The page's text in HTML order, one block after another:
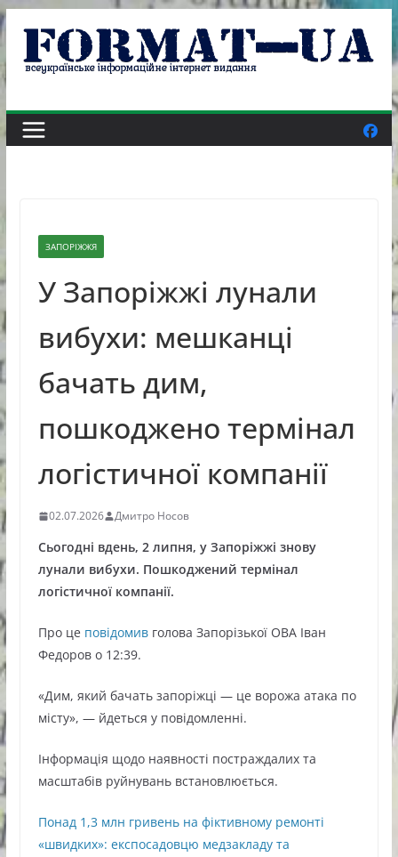
Skip
content
ЗАПОРІЖЖЯ
У Запоріжжі лунали
вибухи: мешканці
бачать дим,
пошкоджено термінал
логістичної компанії
02.07.2026 Дмитро Носов
Сьогодні вдень, 2 липня, у Запоріжжі знову
лунали вибухи. Пошкоджений термінал
логістичної компанії.
Про це повідомивголова Запорізької ОВА Іван
Федоров о 12:39.
«Дим, який бачать запоріжці — це ворожа атака по
місту», — йдеться у повідомленні.
Інформація щодо наявності постраждалих та
масштабів руйнувань встановлюється.
Понад 1,3 млн гривень на фіктивному ремонті
«швидких»: експосадовцю медзакладу та